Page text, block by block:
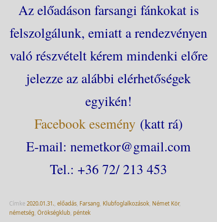
Az előadáson farsangi fánkokat is
felszolgálunk, emiatt a rendezvényen
való részvételt kérem mindenki előre
jelezze az alábbi elérhetőségek
egyikén!
Facebook esemény (katt rá)
E-mail: nemetkor@gmail.com
Tel.: +36 72/ 213 453
Címke 2020.01.31., előadás, Farsang, Klubfoglalkozások, Német Kör,
németség, Örökségklub, péntek